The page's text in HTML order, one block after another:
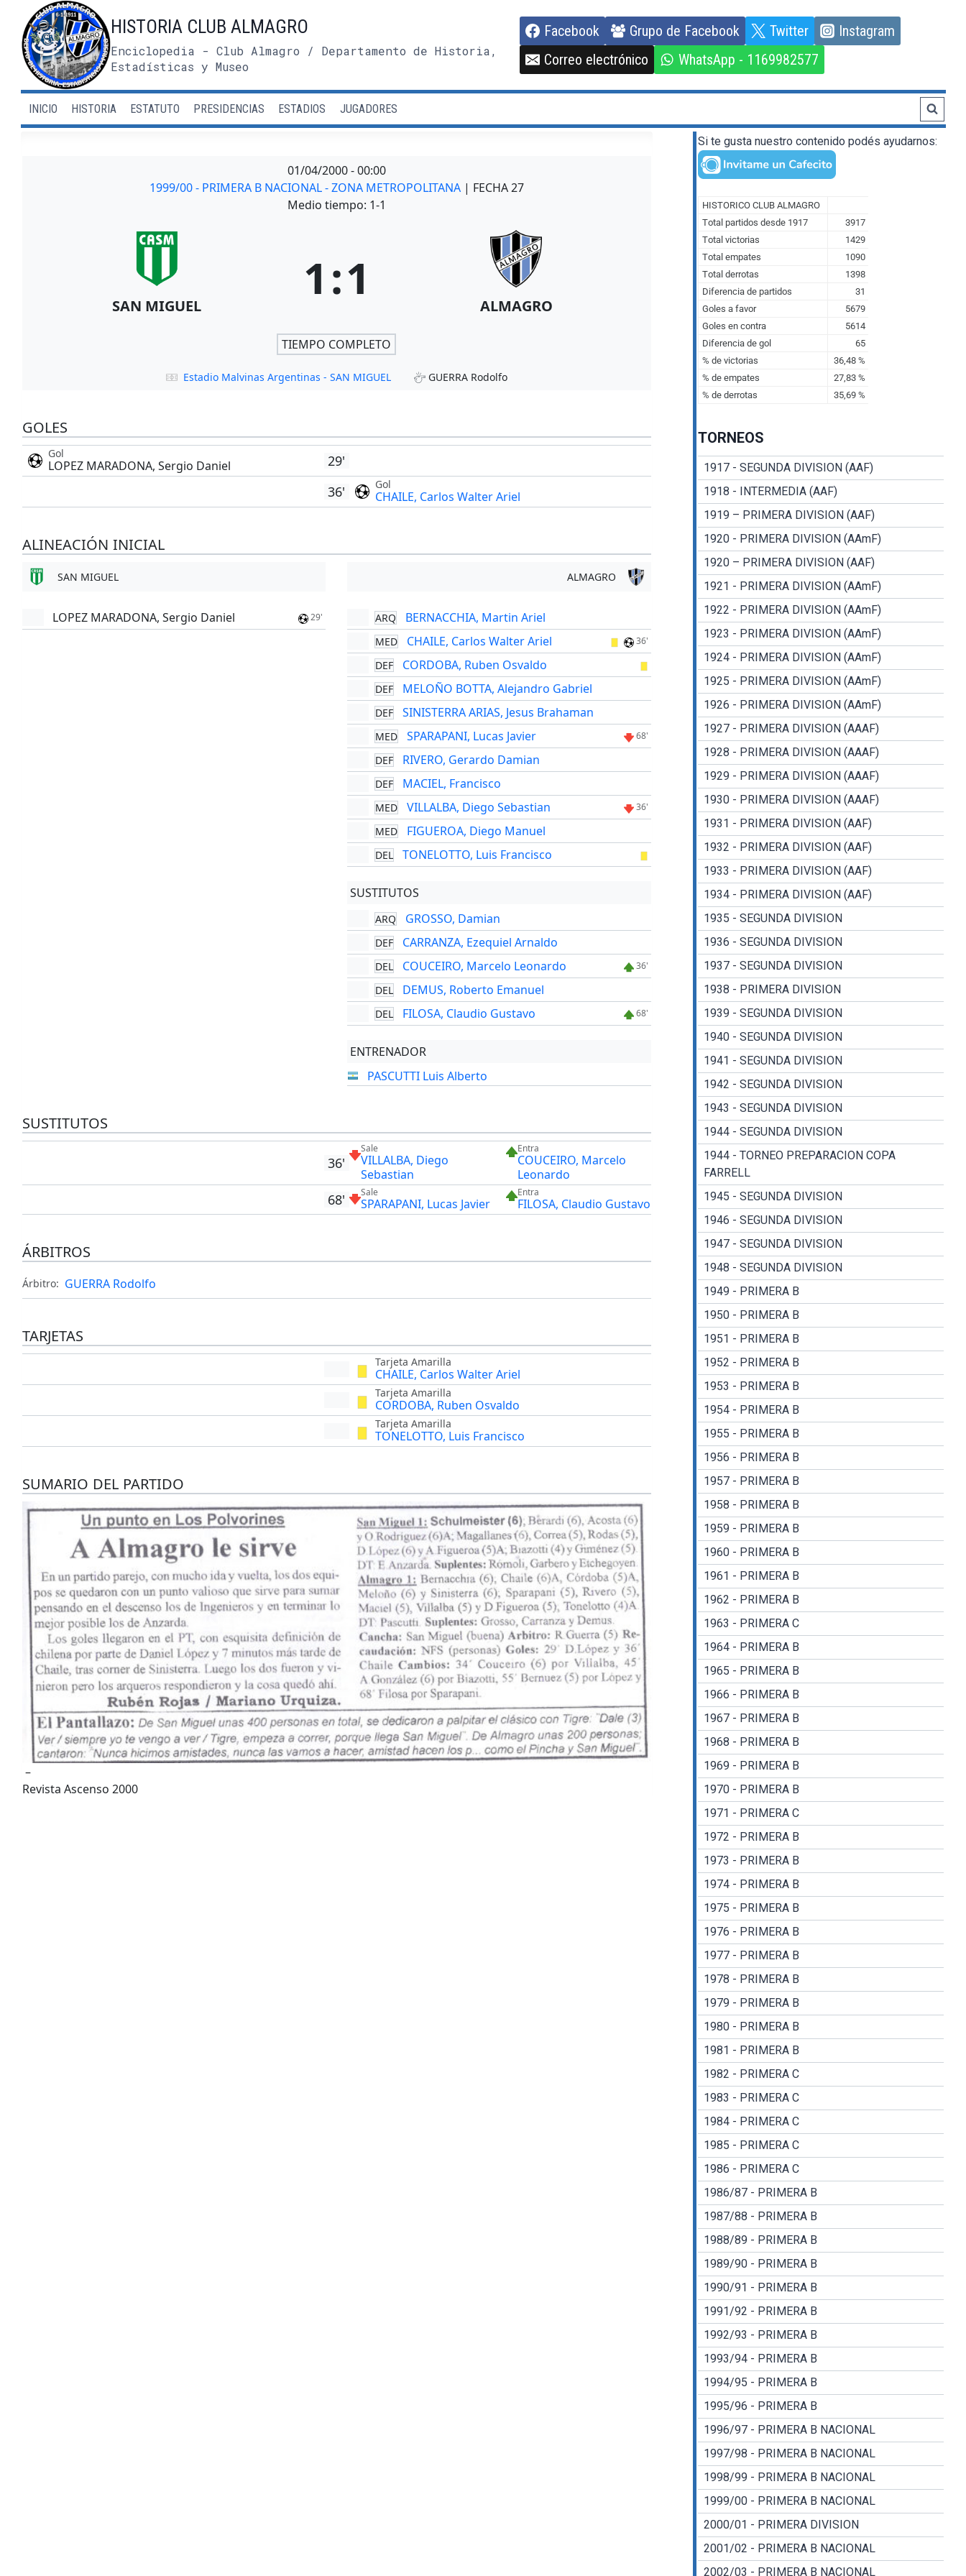
contenido
HISTORIA CLUB ALMAGRO
Enciclopedia - Club Almagro / Departamento de Historia,
Estadísticas y Museo
Facebook Grupo de Facebook Twitter
Instagram
Correo electrónico
WhatsApp - 1169982577
INICIO HISTORIA ESTATUTO PRESIDENCIAS ESTADIOS JUGADORES
01/04/2000-00:00
1999/00 - PRIMERA B NACIONAL - ZONA METROPOLITANA | FECHA 27
Medio tiempo: 1-1
SAN MIGUEL 1:1 ALMAGRO
TIEMPO COMPLETO
Estadio Malvinas Argentinas - SAN MIGUEL GUERRA Rodolfo
GOLES
Gol
LOPEZ MARADONA, Sergio Daniel
29'
36'
Gol
CHAILE, Carlos Walter Ariel
ALINEACIÓN INICIAL
SAN MIGUEL
LOPEZ MARADONA, Sergio Daniel 29'
ALMAGRO
ARQ BERNACCHIA, Martin Ariel
MED CHAILE, Carlos Walter Ariel 36'
DEF CORDOBA, Ruben Osvaldo
DEF MELOÑO BOTTA, Alejandro Gabriel
DEF SINISTERRA ARIAS, Jesus Brahaman
MED SPARAPANI, Lucas Javier 68'
DEF RIVERO, Gerardo Damian
DEF MACIEL, Francisco
MED VILLALBA, Diego Sebastian 36'
MED FIGUEROA, Diego Manuel
DEL TONELOTTO, Luis Francisco
SUSTITUTOS
ARQ GROSSO, Damian
DEF CARRANZA, Ezequiel Arnaldo
DEL COUCEIRO, Marcelo Leonardo 36'
DEL DEMUS, Roberto Emanuel
DEL FILOSA, Claudio Gustavo 68'
ENTRENADOR
PASCUTTI Luis Alberto
SUSTITUTOS
36'
Sale
VILLALBA, Diego
Sebastian
Entra
COUCEIRO, Marcelo
Leonardo
68' Sale
SPARAPANI, Lucas Javier
Entra
FILOSA, Claudio Gustavo
ÁRBITROS
Árbitro: GUERRA Rodolfo
TARJETAS
Tarjeta Amarilla
CHAILE, Carlos Walter Ariel
Tarjeta Amarilla
CORDOBA, Ruben Osvaldo
Tarjeta Amarilla
TONELOTTO, Luis Francisco
SUMARIO DEL PARTIDO
–
Revista Ascenso 2000
Si te gusta nuestro contenido podés ayudarnos:
TORNEOS
1917 - SEGUNDA DIVISION (AAF)
1918 - INTERMEDIA (AAF)
1919 – PRIMERA DIVISION (AAF)
1920 - PRIMERA DIVISION (AAmF)
1920 – PRIMERA DIVISION (AAF)
1921 - PRIMERA DIVISION (AAmF)
1922 - PRIMERA DIVISION (AAmF)
1923 - PRIMERA DIVISION (AAmF)
1924 - PRIMERA DIVISION (AAmF)
1925 - PRIMERA DIVISION (AAmF)
1926 - PRIMERA DIVISION (AAmF)
1927 - PRIMERA DIVISION (AAAF)
1928 - PRIMERA DIVISION (AAAF)
1929 - PRIMERA DIVISION (AAAF)
1930 - PRIMERA DIVISION (AAAF)
1931 - PRIMERA DIVISION (AAF)
1932 - PRIMERA DIVISION (AAF)
1933 - PRIMERA DIVISION (AAF)
1934 - PRIMERA DIVISION (AAF)
1935 - SEGUNDA DIVISION
1936 - SEGUNDA DIVISION
1937 - SEGUNDA DIVISION
1938 - PRIMERA DIVISION
1939 - SEGUNDA DIVISION
1940 - SEGUNDA DIVISION
1941 - SEGUNDA DIVISION
1942 - SEGUNDA DIVISION
1943 - SEGUNDA DIVISION
1944 - SEGUNDA DIVISION
1944 - TORNEO PREPARACION COPA
FARRELL
1945 - SEGUNDA DIVISION
1946 - SEGUNDA DIVISION
1947 - SEGUNDA DIVISION
1948 - SEGUNDA DIVISION
1949 - PRIMERA B
1950 - PRIMERA B
1951 - PRIMERA B
1952 - PRIMERA B
1953 - PRIMERA B
1954 - PRIMERA B
1955 - PRIMERA B
1956 - PRIMERA B
1957 - PRIMERA B
1958 - PRIMERA B
1959 - PRIMERA B
1960 - PRIMERA B
1961 - PRIMERA B
1962 - PRIMERA B
1963 - PRIMERA C
1964 - PRIMERA B
1965 - PRIMERA B
1966 - PRIMERA B
1967 - PRIMERA B
1968 - PRIMERA B
1969 - PRIMERA B
1970 - PRIMERA B
1971 - PRIMERA C
1972 - PRIMERA B
1973 - PRIMERA B
1974 - PRIMERA B
1975 - PRIMERA B
1976 - PRIMERA B
1977 - PRIMERA B
1978 - PRIMERA B
1979 - PRIMERA B
1980 - PRIMERA B
1981 - PRIMERA B
1982 - PRIMERA C
1983 - PRIMERA C
1984 - PRIMERA C
1985 - PRIMERA C
1986 - PRIMERA C
1986/87 - PRIMERA B
1987/88 - PRIMERA B
1988/89 - PRIMERA B
1989/90 - PRIMERA B
1990/91 - PRIMERA B
1991/92 - PRIMERA B
1992/93 - PRIMERA B
1993/94 - PRIMERA B
1994/95 - PRIMERA B
1995/96 - PRIMERA B
1996/97 - PRIMERA B NACIONAL
1997/98 - PRIMERA B NACIONAL
1998/99 - PRIMERA B NACIONAL
1999/00 - PRIMERA B NACIONAL
2000/01 - PRIMERA DIVISION
2001/02 - PRIMERA B NACIONAL
2002/03 - PRIMERA B NACIONAL